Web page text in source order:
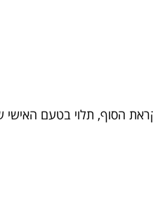
לקראת הסוף, תלוי בטעם